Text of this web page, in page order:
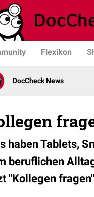
Flexikon
DocCheck News
haben Tablets,
beruflichen
"Kollegen